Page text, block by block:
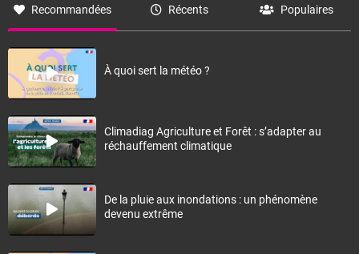
Recommandées Récents Populaires
À quoi sert la météo ?
Climadiag Agriculture et Forêt : s’adapter au
réchauffement climatique
De la pluie aux inondations : un phénomène
devenu extrême